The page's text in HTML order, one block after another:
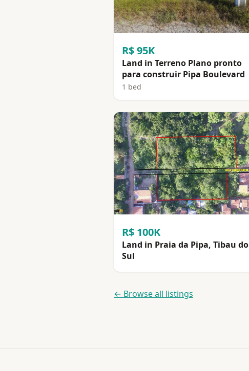
R$ 95K
Land in Terreno Plano pronto
para construir Pipa Boulevard
1 bed
R$ 100K
Land in Praia da Pipa, Tibau do
Sul
← Browse all listings